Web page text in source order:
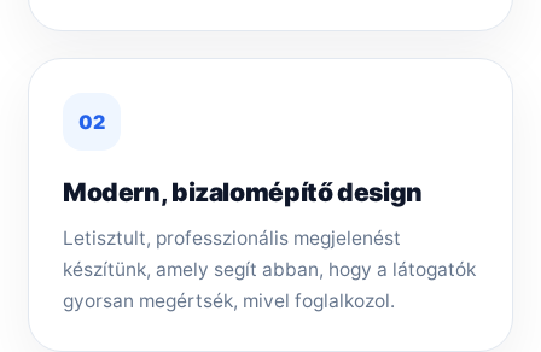
02
Modern, bizalomépítő design
Letisztult, professzionális megjelenést
készítünk, amely segít abban, hogy a látogatók
gyorsan megértsék, mivel foglalkozol.